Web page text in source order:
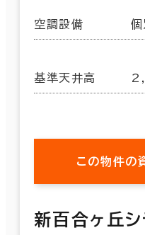
空調設備 個
基準天井高
この物件の
新百合ヶ丘